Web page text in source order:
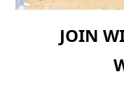
JOIN